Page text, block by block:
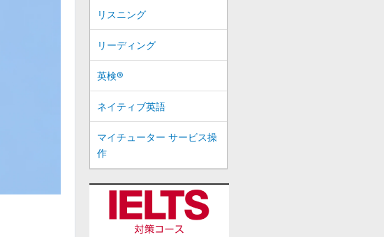
リスニング
リーディング
英検®
ネイティブ英語
マイチューター サービス操
作